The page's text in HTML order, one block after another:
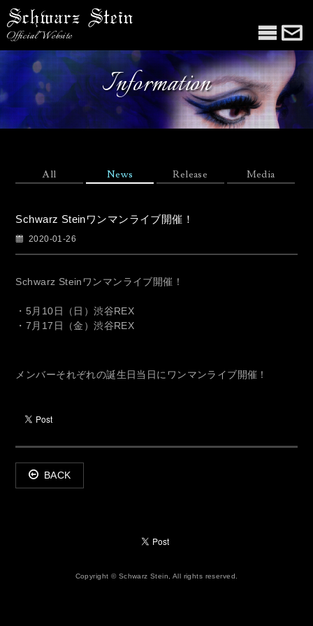
Official Website
Information
All News Release Media
Schwarz Steinワンマンライブ開催！
2020-01-26
Schwarz Steinワンマンライブ開催！
・5月10日（日）渋谷REX
・7月17日（金）渋谷REX
メンバーそれぞれの誕生日当日にワンマンライブ開催！
BACK
Copyright © Schwarz Stein, All rights reserved.